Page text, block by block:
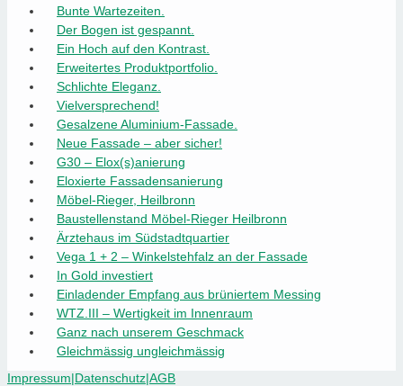
Bunte Wartezeiten.
Der Bogen ist gespannt.
Ein Hoch auf den Kontrast.
Erweitertes Produktportfolio.
Schlichte Eleganz.
Vielversprechend!
Gesalzene Aluminium-Fassade.
Neue Fassade – aber sicher!
G30 – Elox(s)anierung
Eloxierte Fassadensanierung
Möbel-Rieger, Heilbronn
Baustellenstand Möbel-Rieger Heilbronn
Ärztehaus im Südstadtquartier
Vega 1 + 2 – Winkelstehfalz an der Fassade
In Gold investiert
Einladender Empfang aus brüniertem Messing
WTZ.III – Wertigkeit im Innenraum
Ganz nach unserem Geschmack
Gleichmässig ungleichmässig
Impressum|Datenschutz|AGB